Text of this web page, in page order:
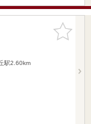
お気に入
りに追加
駅2.60km